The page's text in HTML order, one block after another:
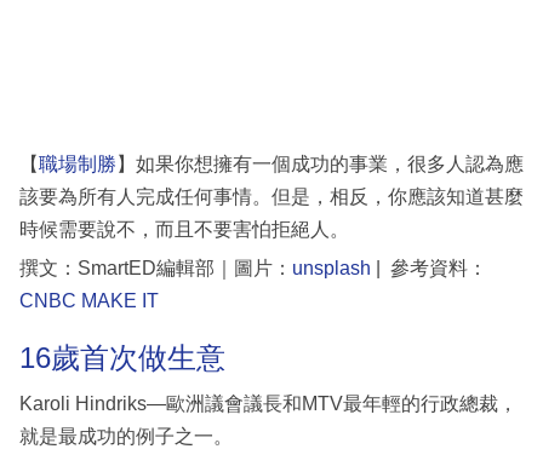
區
【職場制勝 】如果你想擁有一個成功的事業，很多人認為應
該要為所有人完成任何事情。但是，相反，你應該知道甚麼
時候需要說不，而且不要害怕拒絕人。
撰文：SmartED編輯部｜圖片： unsplash | 參考資料：
CNBC MAKE IT
16歲首次做生意
Karoli Hindriks—歐洲議會議長和MTV最年輕的行政總裁，
就是最成功的例子之一。